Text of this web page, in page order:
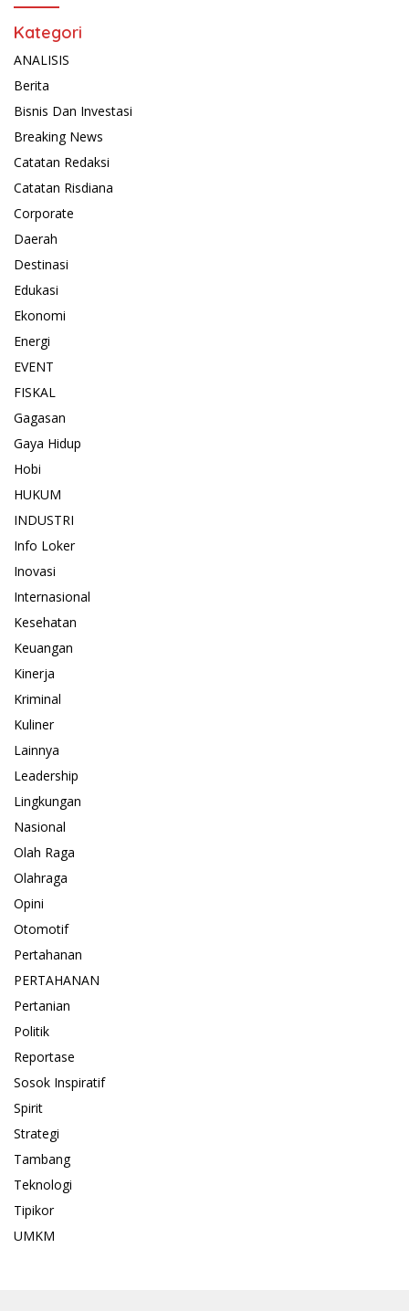
Kategori
ANALISIS
Berita
Bisnis Dan Investasi
Breaking News
Catatan Redaksi
Catatan Risdiana
Corporate
Daerah
Destinasi
Edukasi
Ekonomi
Energi
EVENT
FISKAL
Gagasan
Gaya Hidup
Hobi
HUKUM
INDUSTRI
Info Loker
Inovasi
Internasional
Kesehatan
Keuangan
Kinerja
Kriminal
Kuliner
Lainnya
Leadership
Lingkungan
Nasional
Olah Raga
Olahraga
Opini
Otomotif
Pertahanan
PERTAHANAN
Pertanian
Politik
Reportase
Sosok Inspiratif
Spirit
Strategi
Tambang
Teknologi
Tipikor
UMKM